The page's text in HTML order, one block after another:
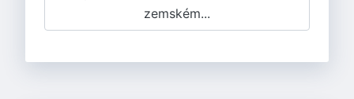
zemském...